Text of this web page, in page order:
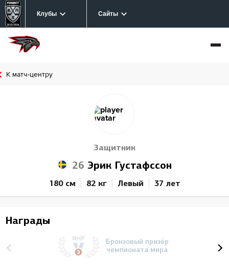
Клубы Сайты
К матч-центру
Защитник
26 Эрик Густафссон
180 см 82 кг Левый 37 лет
Награды
Бронзовый призёр
чемпионата мира